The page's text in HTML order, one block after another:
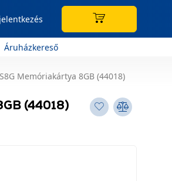
Áruházkereső
Memóriakártya 8GB (44018)
(44018)